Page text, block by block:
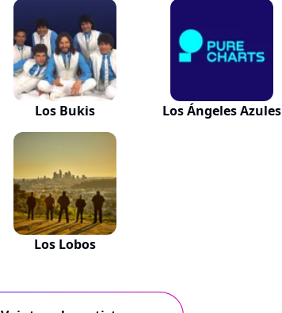
Los Bukis Los Ángeles Azules
Los Lobos